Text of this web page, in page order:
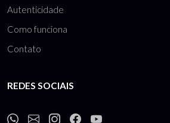
Autenticidade
Como funciona
Contato
REDES SOCIAIS